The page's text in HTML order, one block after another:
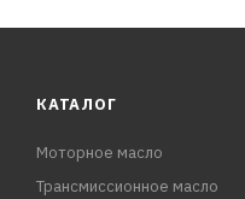
КАТАЛОГ
Моторное масло
Трансмиссионное масло